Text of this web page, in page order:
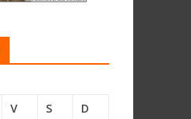
V S
D